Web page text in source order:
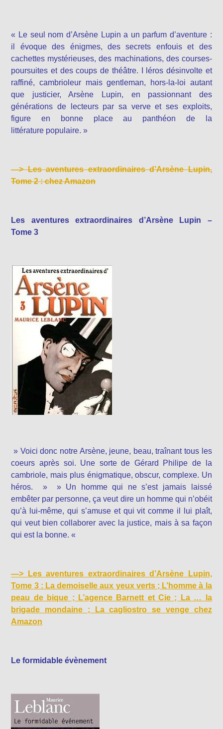
« Le seul nom d’Arsène Lupin a un parfum d’aventure :
il évoque des énigmes, des secrets enfouis et des
cachettes mystérieuses, des machinations, des courses-
poursuites et des coups de théâtre. I léros désinvolte et
raffiné, cambrioleur mais gentleman, hors-la-loi autant
que justicier, Arsène Lupin, en passionnant des
générations de lecteurs par sa verve et ses exploits,
figure en bonne place au panthéon de la
littérature populaire. »
—>Les aventures extraordinaires d’Arsène Lupin,
Tome 2 : chez Amazon
Les aventures extraordinaires d’Arsène Lupin –
Tome 3
» Voici donc notre Arsène, jeune, beau, traînant tous les
coeurs après soi. Une sorte de Gérard Philipe de la
cambriole, mais plus énigmatique, obscur, complexe. Un
héros. » » Un homme qui ne s’est jamais laissé
embêter par personne, ça veut dire un homme qui n’obéit
qu’à lui-même, qui s’amuse et qui vit comme il lui plaît,
qui veut bien collaborer avec la justice, mais à sa façon
qui est la bonne. «
—>
Les aventures extraordinaires d’Arsène Lupin,
Tome 3 : La demoiselle aux yeux verts ; L’homme à la
peau de bique ; L’agence Barnett et Cie ; La … la
brigade mondaine ; La cagliostro se venge chez
Amazon
Le formidable évènement